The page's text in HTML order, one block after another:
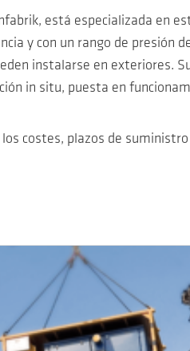
está especializada en
y con un rango de presión
instalarse en exteriores.
in situ, puesta en
costes, plazos de